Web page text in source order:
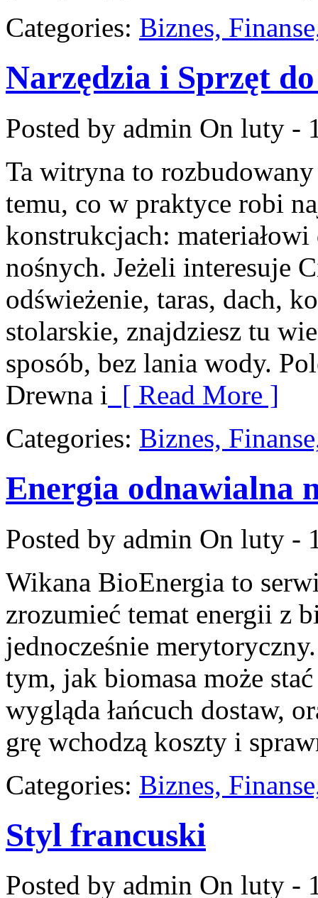
Categories: Biznes,
Narzędzia i Sprzęt
Posted by admin On luty -
Ta witryna to
temu, co w praktyce robi
konstrukcjach:
nośnych. Jeżeli interesuje
odświeżenie, taras, dach,
stolarskie, znajdziesz tu
sposób, bez lania wody.
Drewna i [ Read More ]
Categories: Biznes,
Energia odnawialna
Posted by admin On luty -
Wikana BioEnergia to
zrozumieć temat energii z
jednocześnie
tym, jak biomasa może
wygląda łańcuch dostaw,
grę wchodzą koszty i
Categories: Biznes,
Styl francuski
Posted by admin On luty -